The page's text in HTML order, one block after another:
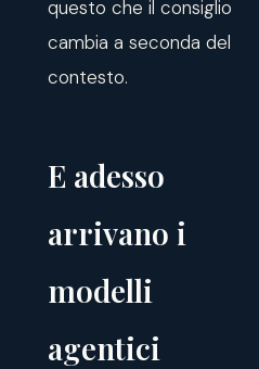
questo che il consiglio
cambia a seconda del
contesto.
E adesso
arrivano i
modelli
agentici